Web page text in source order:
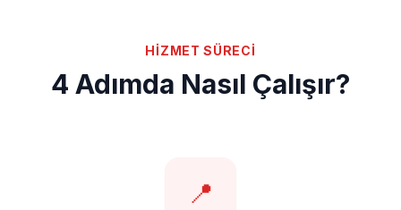
HİZMET SÜRECİ
4 Adımda Nasıl Çalışır?
📍